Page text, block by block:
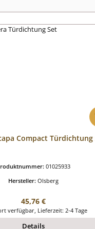
Compact Türdichtung
01025933
Hersteller: Olsberg
Regulärer Preis:
45,76 €
verfügbar, Lieferzeit: 2-4 Tage
Details